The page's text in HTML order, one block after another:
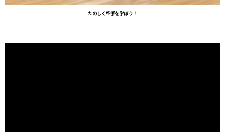
たのしく空手を学ぼう！